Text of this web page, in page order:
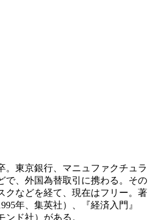
。東京銀行、マニュファクチュラ
で、外国為替取引に携わる。その
クなどを経て、現在はフリー。著
年、集英社）、『経済入門』
ンド社）がある。